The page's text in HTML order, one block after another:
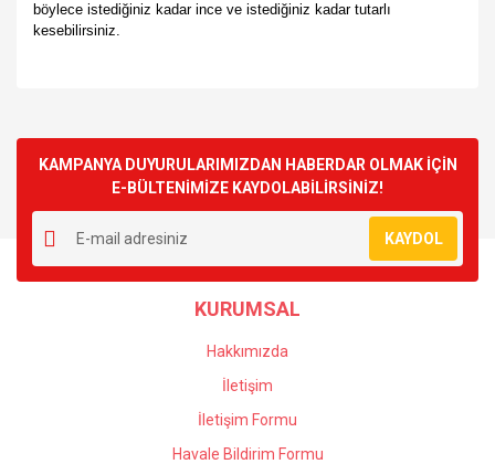
böylece istediğiniz kadar ince ve istediğiniz kadar tutarlı
kesebilirsiniz.
Yorum Yaz
kullanarak tarafımıza iletebilirsiniz.
Görüş ve önerileriniz için teşekkür ederiz.
Ürün resmi kalitesiz, bozuk veya görüntülenemiyor.
Ürün açıklamasında eksik bilgiler bulunuyor.
Ürün bilgilerinde hatalar bulunuyor.
Ürün fiyatı diğer sitelerden daha pahalı.
KAMPANYA DUYURULARIMIZDAN HABERDAR OLMAK İÇİN
E-BÜLTENİMİZE KAYDOLABİLİRSİNİZ!
KAYDOL
KURUMSAL
Hakkımızda
İletişim
İletişim Formu
Havale Bildirim Formu